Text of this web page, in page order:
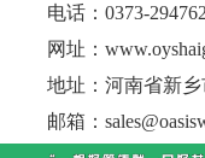
公司拥有独立出口经
阿联酋，印度尼西亚，
尔，卡塔尔等多个国家和
我们将继续秉承“一
电话：0373-
网址：
地址：河南省新
邮箱：